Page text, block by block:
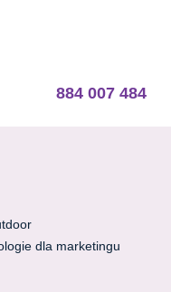
884 007 484
dla marketingu